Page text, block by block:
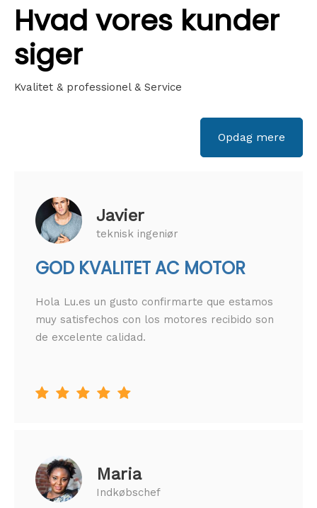
Hvad vores kunder
siger
Kvalitet & professionel & Service
Opdag mere
Javier
teknisk ingeniør
GOD KVALITET AC MOTOR
Hola Lu.es un gusto confirmarte que estamos
muy satisfechos con los motores recibido son
de excelente calidad.
    
Maria
Indkøbschef